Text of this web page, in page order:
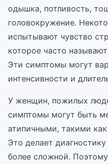
одышка, потливость,
головокружение.
испытывают чувство
которое часто
Эти симптомы могут
интенсивности и
У женщин, пожилых
симптомы могут быть
атипичными, такими
Это делает
более сложной.